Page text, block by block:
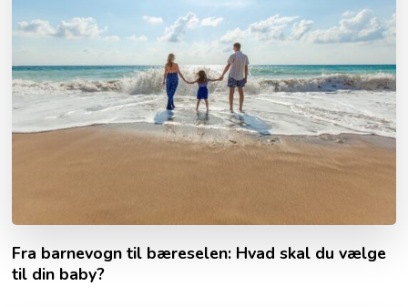
Fra barnevogn til bæreselen: Hvad skal du vælge
til din baby?